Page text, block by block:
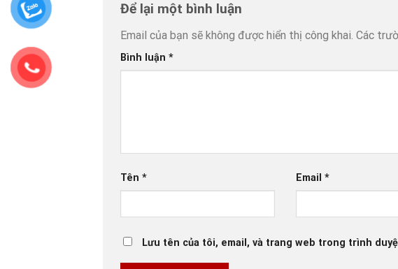
Để lại một bình luận
Email của bạn sẽ không được hiển thị công khai. Các
Bình luận *
Tên * Email *
Lưu tên của tôi, email, và trang web trong trình